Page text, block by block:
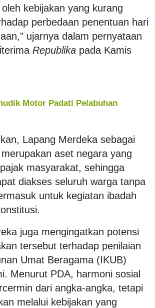
kebijakan yang kurang
perbedaan penentuan hari
ujarnya dalam pernyataan
Republika pada Kamis
Motor Padati Pelabuhan
Lapang Merdeka sebagai
aset negara yang
masyarakat, sehingga
diakses seluruh warga tanpa
untuk kegiatan ibadah
juga mengingatkan potensi
tersebut terhadap penilaian
Umat Beragama (IKUB)
Menurut PDA, harmoni sosial
dari angka-angka, tetapi
melalui kebijakan yang